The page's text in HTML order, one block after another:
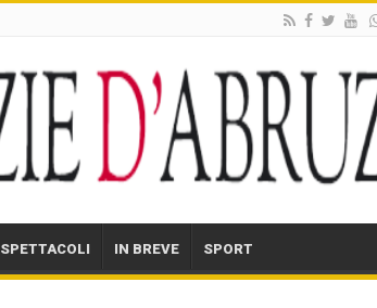
SPETTACOLI IN BREVE SPORT